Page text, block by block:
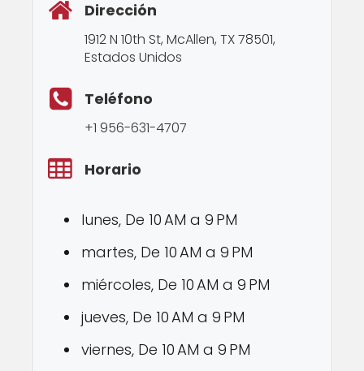
Dirección
1912 N 10th St, McAllen, TX 78501,
Estados Unidos
Teléfono
+1 956-631-4707
Horario
lunes, De 10 AM a 9 PM
martes, De 10 AM a 9 PM
miércoles, De 10 AM a 9 PM
jueves, De 10 AM a 9 PM
viernes, De 10 AM a 9 PM